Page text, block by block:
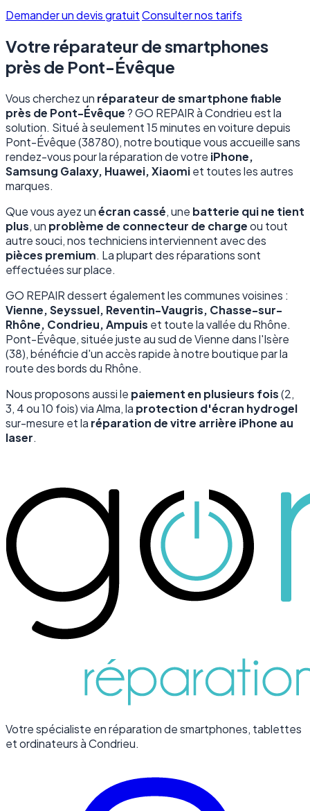
Demander un devis gratuitConsulter nos tarifs
Votre réparateur de smartphones
près de Pont-Évêque
Vous cherchez un réparateur de smartphone fiable
près de Pont-Évêque? GO REPAIR à Condrieu est la
solution. Situé à seulement 15 minutes en voiture depuis
Pont-Évêque (38780), notre boutique vous accueille sans
rendez-vous pour la réparation de votre iPhone,
Samsung Galaxy, Huawei, Xiaomiet toutes les autres
marques.
Que vous ayez unécran cassé, une batterie qui ne tient
plus, un problème de connecteur de chargeou tout
autre souci, nos techniciens interviennent avec des
pièces premium. La plupart des réparations sont
effectuées sur place.
GO REPAIR dessert également les communes voisines :
Vienne, Seyssuel, Reventin-Vaugris, Chasse-sur-
Rhône, Condrieu, Ampuis et toute la vallée du Rhône.
Pont-Évêque, située juste au sud de Vienne dans l'Isère
(38), bénéficie d'un accès rapide à notre boutique par la
route des bords du Rhône.
Nous proposons aussi le paiement en plusieurs fois(2,
3, 4 ou 10 fois) via Alma, la protection d'écran hydrogel
sur-mesure et la réparation de vitre arrière iPhone au
laser.
Votre spécialiste en réparation de smartphones, tablettes
et ordinateurs à Condrieu.